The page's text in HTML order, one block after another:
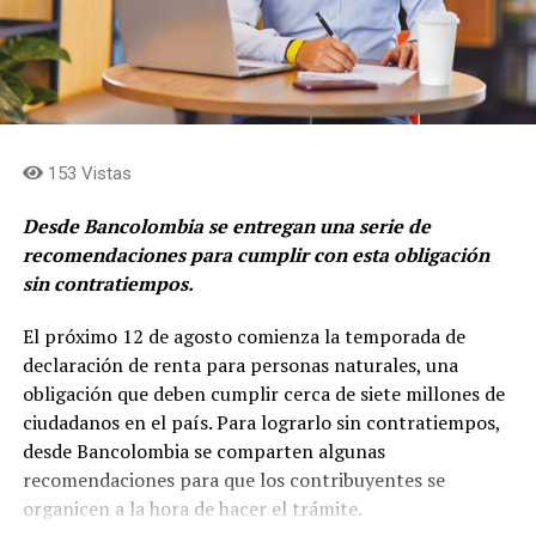
y en simplificar la estructura para consolidar el rol de
asignación de capital en cabeza de Grupo Argos y
concentrar el rol de gestión de activos y
levantamiento de capital en cabeza de Grupo Argos
Asset Management (Odinsa)»afirma, Juan Esteban
La hoja de ruta de ACE se apalanca en tres pilares:
153 Vistas
Desde Bancolombia se entregan una serie de
recomendaciones para cumplir con esta obligación
sin contratiempos.
El próximo 12 de agosto comienza la temporada de
declaración de renta para personas naturales, una
obligación que deben cumplir cerca de siete millones de
ciudadanos en el país. Para lograrlo sin contratiempos,
desde Bancolombia se comparten algunas
recomendaciones para que los contribuyentes se
organicen a la hora de hacer el trámite.